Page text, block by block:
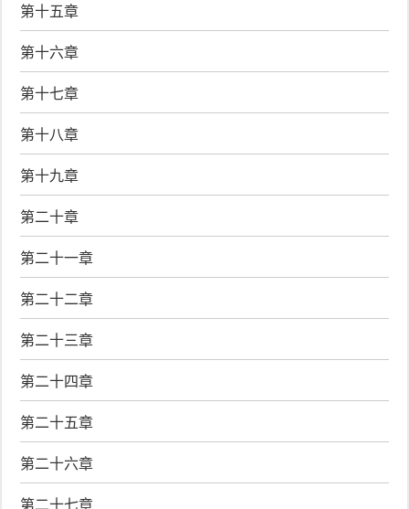
第十五章
第十六章
第十七章
第十八章
第十九章
第二十章
第二十一章
第二十二章
第二十三章
第二十四章
第二十五章
第二十六章
第二十七章